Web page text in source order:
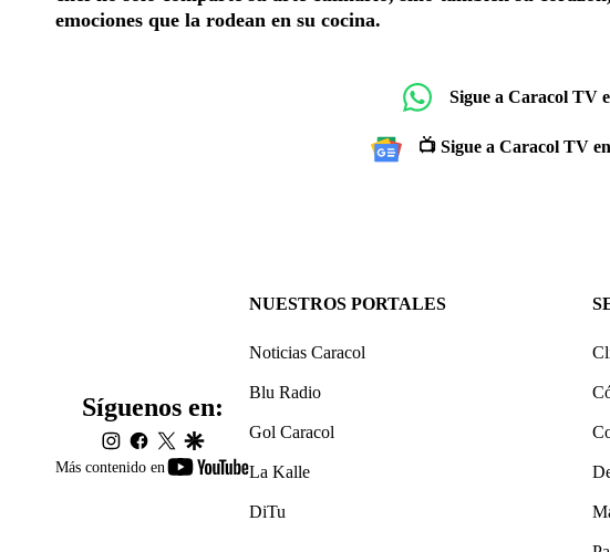
emociones que la rodean en su cocina.
Sigue a Caracol TV
📺 Sigue a Caracol TV
Más contenido en
youtube-
Síguenos en:
instagram
facebook
twittergoogle
NUESTROS PORTALES
Noticias Caracol
Blu Radio
Gol Caracol
La Kalle
DiTu